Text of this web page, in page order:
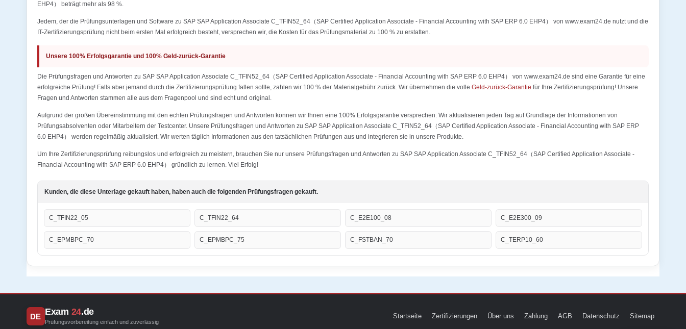
EHP4） beträgt mehr als 98 %.
Jedem, der die Prüfungsunterlagen und Software zu SAP SAP Application Associate C_TFIN52_64（SAP Certified Application Associate - Financial Accounting with SAP ERP 6.0 EHP4） von www.exam24.de nutzt und die
IT-Zertifizierungsprüfung nicht beim ersten Mal erfolgreich besteht, versprechen wir, die Kosten für das Prüfungsmaterial zu 100 % zu erstatten.
Unsere 100% Erfolgsgarantie und 100% Geld-zurück-Garantie
Die Prüfungsfragen und Antworten zu SAP SAP Application Associate C_TFIN52_64（SAP Certified Application Associate - Financial Accounting with SAP ERP 6.0 EHP4） von www.exam24.de sind eine Garantie für eine
erfolgreiche Prüfung! Falls aber jemand durch die Zertifizierungsprüfung fallen sollte, zahlen wir 100 % der Materialgebühr zurück. Wir übernehmen die volle Geld-zurück-Garantie für Ihre Zertifizierungsprüfung! Unsere
Fragen und Antworten stammen alle aus dem Fragenpool und sind echt und original.
Aufgrund der großen Übereinstimmung mit den echten Prüfungsfragen und Antworten können wir Ihnen eine 100% Erfolgsgarantie versprechen. Wir aktualisieren jeden Tag auf Grundlage der Informationen von
Prüfungsabsolventen oder Mitarbeitern der Testcenter. Unsere Prüfungsfragen und Antworten zu SAP SAP Application Associate C_TFIN52_64（SAP Certified Application Associate - Financial Accounting with SAP ERP
6.0 EHP4） werden regelmäßig aktualisiert. Wir werten täglich Informationen aus den tatsächlichen Prüfungen aus und integrieren sie in unsere Produkte.
Um Ihre Zertifizierungsprüfung reibungslos und erfolgreich zu meistern, brauchen Sie nur unsere Prüfungsfragen und Antworten zu SAP SAP Application Associate C_TFIN52_64（SAP Certified Application Associate -
Financial Accounting with SAP ERP 6.0 EHP4） gründlich zu lernen. Viel Erfolg!
Kunden, die diese Unterlage gekauft haben, haben auch die folgenden Prüfungsfragen gekauft.
C_TFIN22_05 C_TFIN22_64 C_E2E100_08 C_E2E300_09
C_EPMBPC_70 C_EPMBPC_75 C_FSTBAN_70 C_TERP10_60
DE Exam 24.de
Prüfungsvorbereitung einfach und zuverlässig
Startseite Zertifizierungen Über uns Zahlung AGB Datenschutz Sitemap